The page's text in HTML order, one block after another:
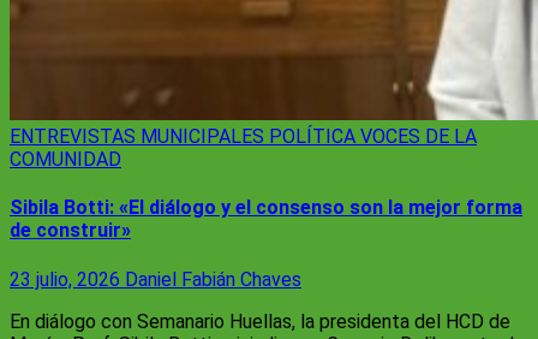
ENTREVISTAS MUNICIPALES POLÍTICA VOCES DE LA
COMUNIDAD
Sibila Botti: «El diálogo y el consenso son la mejor forma
de construir»
23 julio, 2026 Daniel Fabián Chaves
En diálogo con Semanario Huellas, la presidenta del HCD de